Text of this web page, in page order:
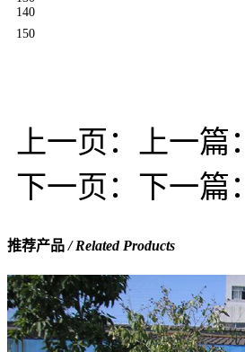
140
150
上一页：上一篇：
下一页：下一篇：
推荐产品/ Related Products